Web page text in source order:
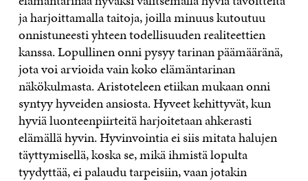
ja harjoittamalla taitoja, joilla minuus kutoutuu
onnistuneesti yhteen todellisuuden realiteettien
kanssa. Lopullinen onni pysyy tarinan päämääränä,
jota voi arvioida vain koko elämäntarinan
näkökulmasta. Aristoteleen etiikan mukaan onni
syntyy hyveiden ansiosta. Hyveet kehittyvät, kun
hyviä luonteenpiirteitä harjoitetaan ahkerasti
elämällä hyvin. Hyvinvointia ei siis mitata halujen
täyttymisellä, koska se, mikä ihmistä lopulta
tyydyttää, ei palaudu tarpeisiin, vaan jotakin